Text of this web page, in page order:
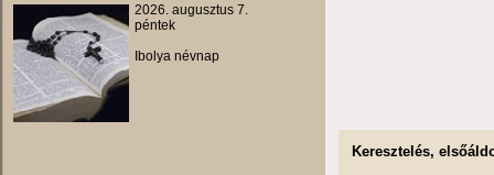
2026. augusztus 7.
péntek
Ibolya névnap
Keresztelés,